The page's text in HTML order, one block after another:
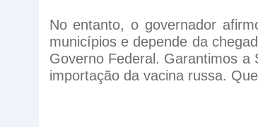
No entanto, o governador
municípios e depende da
Governo Federal. Garantimos
importação da vacina russa.